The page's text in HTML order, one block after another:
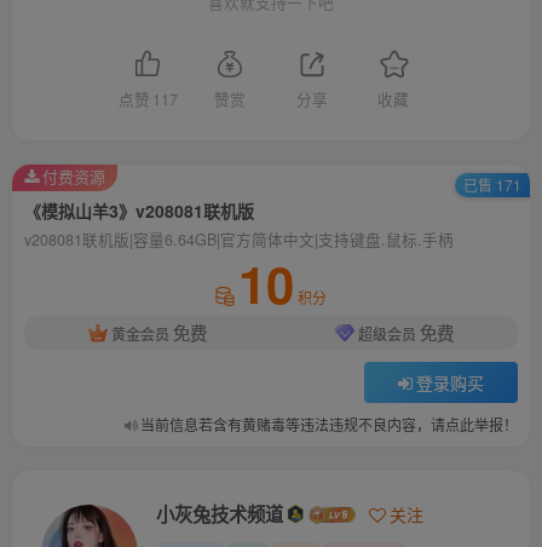
点赞 117 赞赏 分享 收藏
《模拟山羊3》v208081联机版
v208081联机版|容量6.64GB|官方简体中文|支持键盘.鼠标.手柄
10 积分
黄金会员 免费 超级会员 免费
登录购买
当前信息若含有黄赌毒等违法违规不良内容，请点此举报！
付费资源 已售 171
小灰兔技术频道 关注